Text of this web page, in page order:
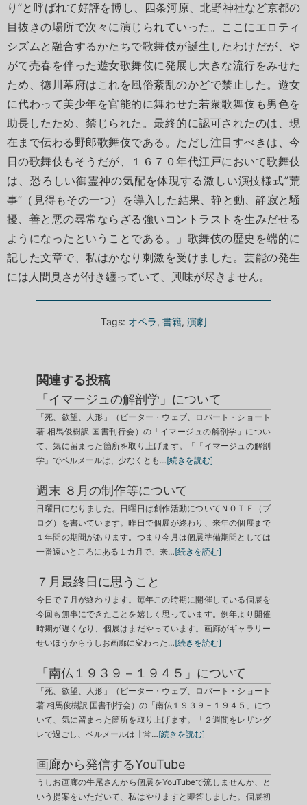
り”と呼ばれて好評を博し、四条河原、北野神社など京都の
目抜きの場所で次々に演じられていった。ここにエロティ
シズムと融合するかたちで歌舞伎が誕生したわけだが、や
がて売春を伴った遊女歌舞伎に発展し大きな流行をみせた
ため、徳川幕府はこれを風俗紊乱のかどで禁止した。遊女
に代わって美少年を官能的に舞わせた若衆歌舞伎も男色を
助長したため、禁じられた。最終的に認可されたのは、現
在まで伝わる野郎歌舞伎である。ただし注目すべきは、今
日の歌舞伎もそうだが、１６７０年代江戸において歌舞伎
は、恐ろしい御霊神の気配を体現する激しい演技様式”荒
事”（見得もその一つ）を導入した結果、静と動、静寂と騒
擾、善と悪の尋常ならざる強いコントラストを生みだせる
ようになったということである。」歌舞伎の歴史を端的に
記した文章で、私はかなり刺激を受けました。芸能の発生
には人間臭さが付き纏っていて、興味が尽きません。
Tags: オペラ, 書籍, 演劇
関連する投稿
「イマージュの解剖学」について
「死、欲望、人形」（ピーター・ウェブ、ロバート・ショート
著 相馬俊樹訳 国書刊行会）の「イマージュの解剖学」につい
て、気に留まった箇所を取り上げます。「『イマージュの解剖
学』でベルメールは、少なくとも…[続きを読む]
週末 ８月の制作等について
日曜日になりました。日曜日は創作活動についてＮＯＴＥ（ブ
ログ）を書いています。昨日で個展が終わり、来年の個展まで
１年間の期間があります。つまり今月は個展準備期間としては
一番遠いところにある１カ月で、来…[続きを読む]
７月最終日に思うこと
今日で７月が終わります。毎年この時期に開催している個展を
今回も無事にできたことを嬉しく思っています。例年より開催
時期が遅くなり、個展はまだやっています。画廊がギャラリー
せいほうからうしお画廊に変わった…[続きを読む]
「南仏１９３９－１９４５」について
「死、欲望、人形」（ピーター・ウェブ、ロバート・ショート
著 相馬俊樹訳 国書刊行会）の「南仏１９３９－１９４５」につ
いて、気に留まった箇所を取り上げます。「２週間をレザング
レで過ごし、ベルメールは非常…[続きを読む]
画廊から発信するYouTube
うしお画廊の牛尾さんから個展をYouTubeで流しませんか、と
いう提案をいただいて、私はやりますと即答しました。個展初